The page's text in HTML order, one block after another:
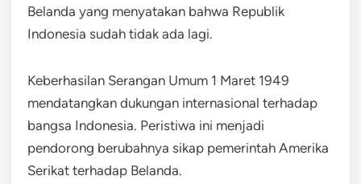
Belanda yang menyatakan bahwa Republik
Indonesia sudah tidak ada lagi.
Keberhasilan Serangan Umum 1 Maret 1949
mendatangkan dukungan internasional terhadap
bangsa Indonesia. Peristiwa ini menjadi
pendorong berubahnya sikap pemerintah Amerika
Serikat terhadap Belanda.